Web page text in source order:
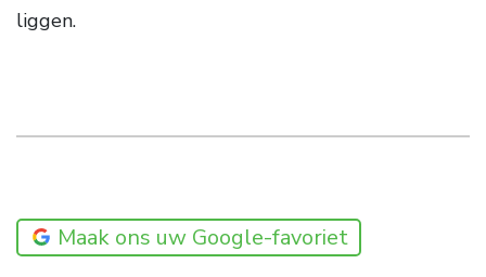
liggen.
Maak ons uw Google-favoriet